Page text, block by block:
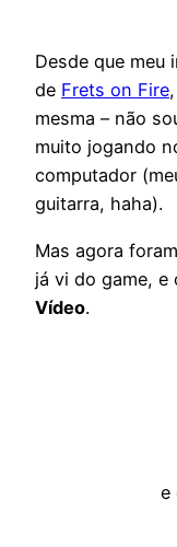
Desde que meu
de Frets on Fire
mesma – não
muito jogando
computador
guitarra, haha).
Mas agora
já vi do game, e
Vídeo.
e